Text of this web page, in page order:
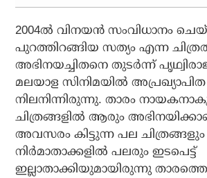
2004ല്‍ വിനയന്‍ സംവിധാനം
പുറത്തിറങ്ങിയ സത്യം എന്ന
അഭിനയച്ചിതനെ തുടര്‍ന്ന്
മലയാള സിനിമയില്‍
നിലനിന്നിരുന്നു. താരം
ചിത്രങ്ങളില്‍ ആരും
അവസരം കിട്ടുന്ന പല ചിത്രങ്ങളും
നിര്‍മാതാക്കളില്‍ പലരും ഇടപെട്ട്
ഇല്ലാതാക്കിയുമായിരുന്നു താരത്തെ